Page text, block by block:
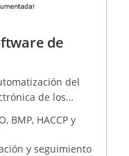
de
del
de los
BMP, HACCP y
y seguimiento